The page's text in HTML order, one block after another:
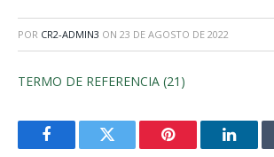
POR CR2-ADMIN3 ON 23 DE AGOSTO DE 2022
TERMO DE REFERENCIA (21)
FacebookTwitter Pinterest